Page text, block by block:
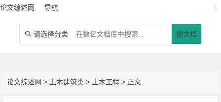
论文综述网 导航 |
 请选择分类 搜文档
论文综述网 > 土木建筑类 > 土木工程 > 正文